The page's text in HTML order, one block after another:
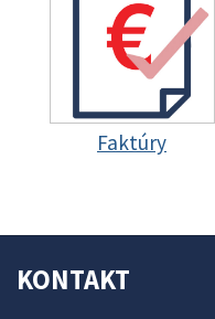
Faktúry
KONTAKT